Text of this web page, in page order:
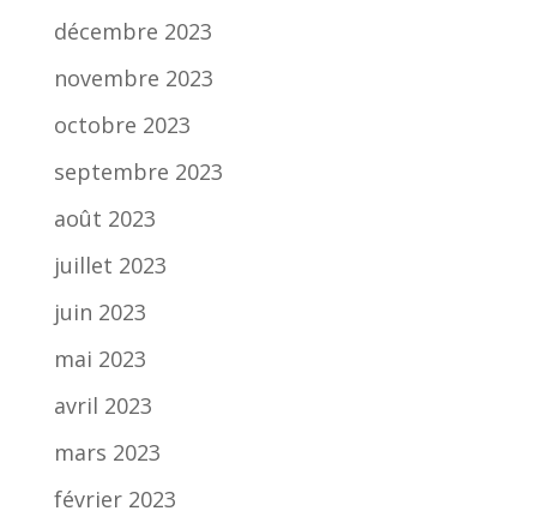
décembre 2023
novembre 2023
octobre 2023
septembre 2023
août 2023
juillet 2023
juin 2023
mai 2023
avril 2023
mars 2023
février 2023